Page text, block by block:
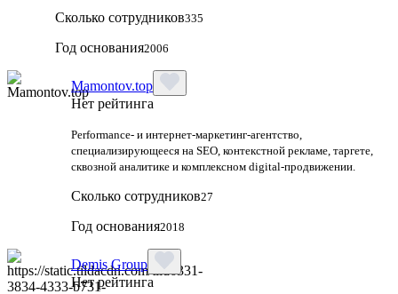
Сколько сотрудников335
Год основания2006
Mamontov.top
Нет рейтинга
Performance‑ и интернет‑маркетинг‑агентство,
специализирующееся на SEO, контекстной рекламе, таргете,
сквозной аналитике и комплексном digital‑продвижении.
Сколько сотрудников27
Год основания2018
Demis Group
Нет рейтинга